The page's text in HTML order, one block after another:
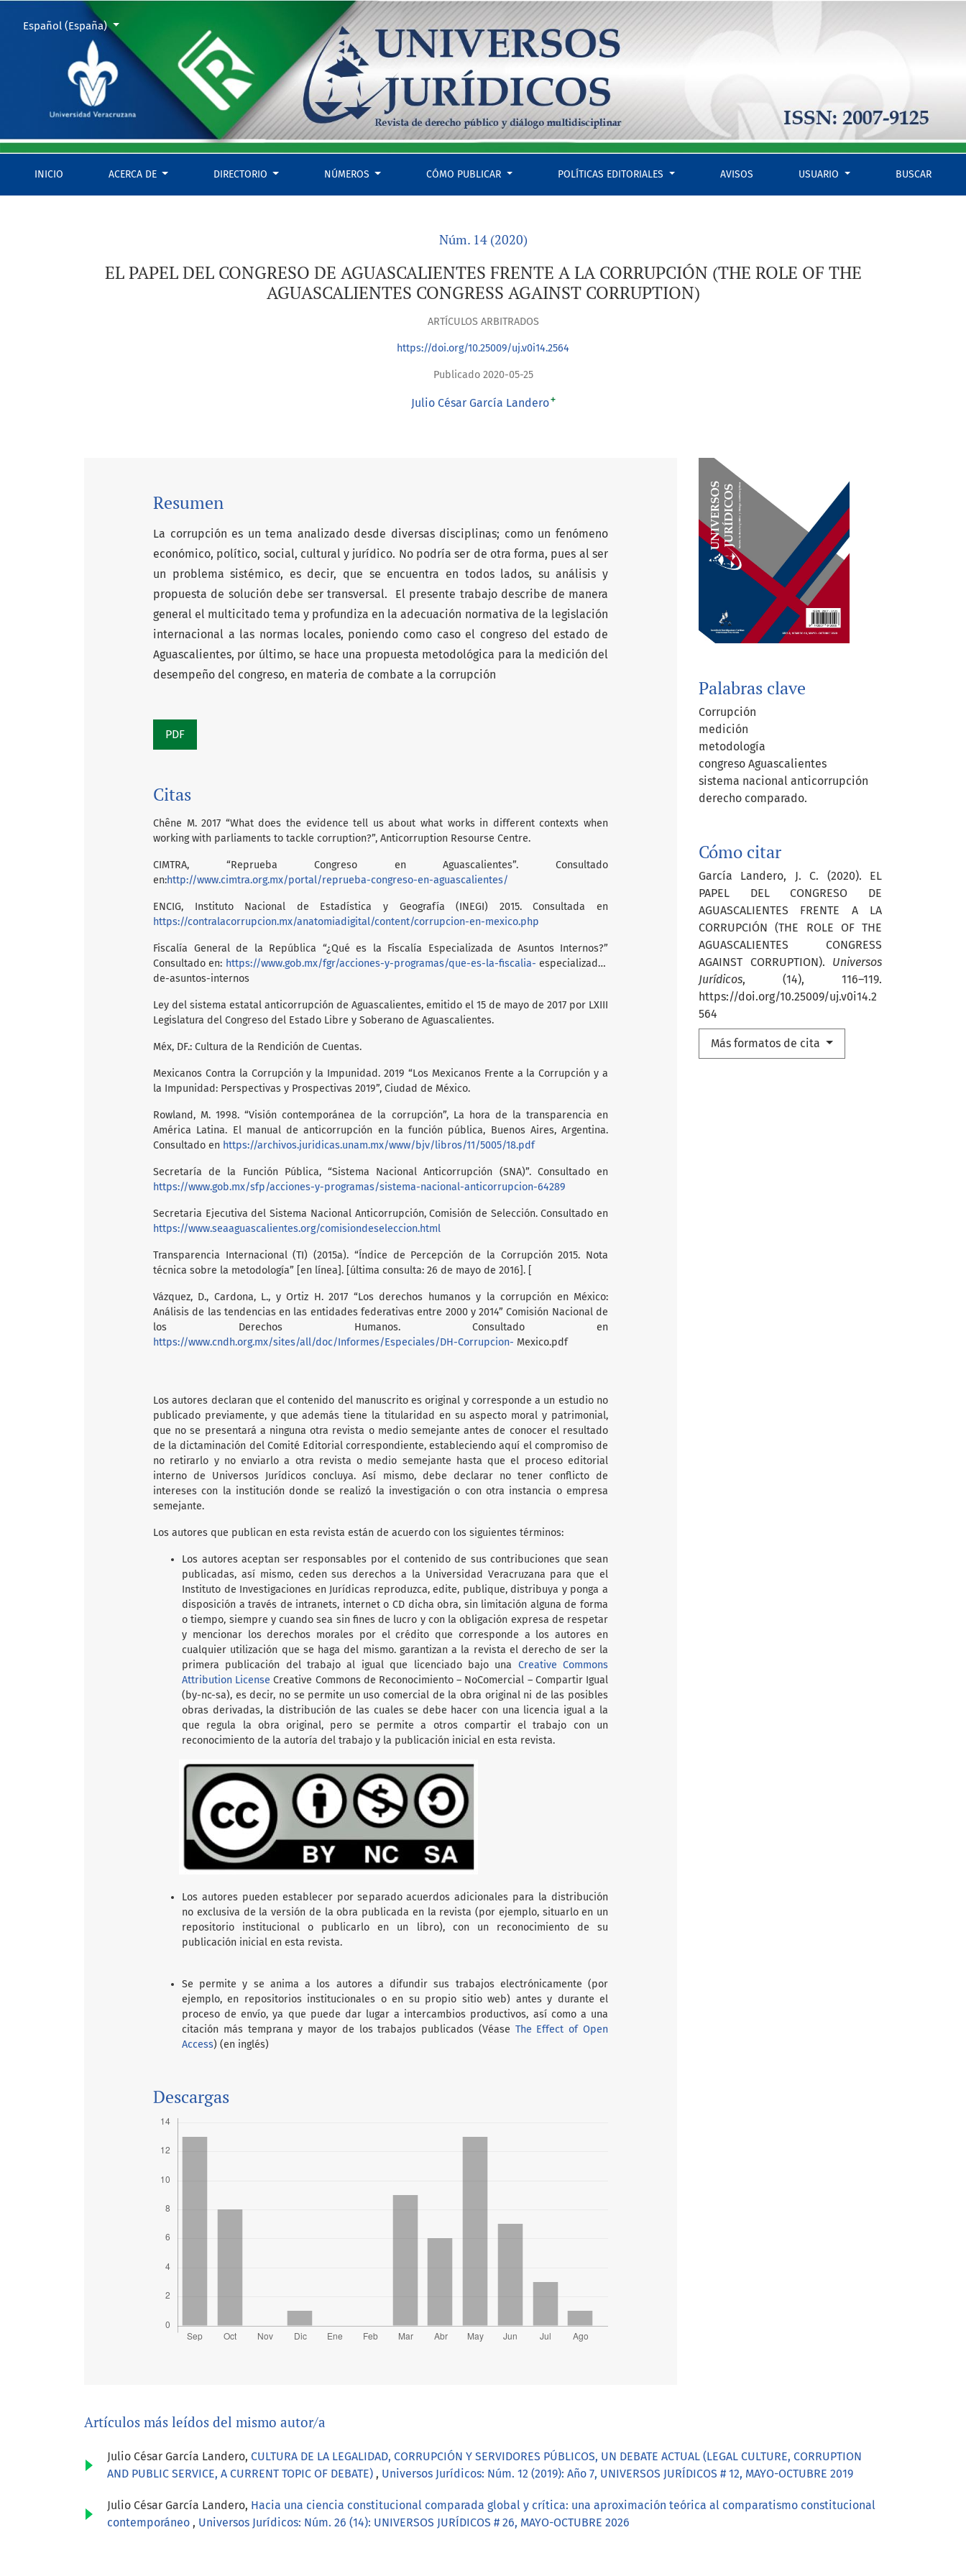
EL PAPEL DEL CONGRESO DE AGUASCALIENTES FRENTE A LA CORRUPCIÓN (THE ROLE OF THE AGUASCALIENTES CONGRESS AGAINST CORRUPTION)
INICIO ACERCA DE DIRECTORIO NÚMEROS CÓMO PUBLICAR POLÍTICAS EDITORIALES AVISOS USUARIO BUSCAR
Cambiar el idioma. El actual es:
Español (España)
Núm. 14 (2020)
EL PAPEL DEL CONGRESO DE AGUASCALIENTES FRENTE A LA CORRUPCIÓN (THE ROLE OF THE
AGUASCALIENTES CONGRESS AGAINST CORRUPTION)
ARTÍCULOS ARBITRADOS
https://doi.org/10.25009/uj.v0i14.2564
Publicado 2020-05-25
Julio César García Landero+
Palabras clave
Corrupción
medición
metodología
congreso Aguascalientes
sistema nacional anticorrupción
derecho comparado.
Cómo citar
García Landero, J. C. (2020). EL
PAPEL DEL CONGRESO DE
AGUASCALIENTES FRENTE A LA
CORRUPCIÓN (THE ROLE OF THE
AGUASCALIENTES CONGRESS
AGAINST CORRUPTION). Universos
Jurídicos, (14), 116–119.
https://doi.org/10.25009/uj.v0i14.2
564
Más formatos de cita
Resumen
La corrupción es un tema analizado desde diversas disciplinas; como un fenómeno
económico, político, social, cultural y jurídico. No podría ser de otra forma, pues al ser
un problema sistémico, es decir, que se encuentra en todos lados, su análisis y
propuesta de solución debe ser transversal. El presente trabajo describe de manera
general el multicitado tema y profundiza en la adecuación normativa de la legislación
internacional a las normas locales, poniendo como caso el congreso del estado de
Aguascalientes, por último, se hace una propuesta metodológica para la medición del
desempeño del congreso, en materia de combate a la corrupción
PDF
Citas
Chêne M. 2017 “What does the evidence tell us about what works in different contexts when
working with parliaments to tackle corruption?”, Anticorruption Resourse Centre.
CIMTRA, “Reprueba Congreso en Aguascalientes”. Consultado
en:http://www.cimtra.org.mx/portal/reprueba-congreso-en-aguascalientes/
ENCIG, Instituto Nacional de Estadística y Geografía (INEGI) 2015. Consultada en
https://contralacorrupcion.mx/anatomiadigital/content/corrupcion-en-mexico.php
Fiscalía General de la República “¿Qué es la Fiscalía Especializada de Asuntos Internos?”
Consultado en: https://www.gob.mx/fgr/acciones-y-programas/que-es-la-fiscalia- especializada-
de-asuntos-internos
Ley del sistema estatal anticorrupción de Aguascalientes, emitido el 15 de mayo de 2017 por LXIII
Legislatura del Congreso del Estado Libre y Soberano de Aguascalientes.
Méx, DF.: Cultura de la Rendición de Cuentas.
Mexicanos Contra la Corrupción y la Impunidad. 2019 “Los Mexicanos Frente a la Corrupción y a
la Impunidad: Perspectivas y Prospectivas 2019”, Ciudad de México.
Rowland, M. 1998. “Visión contemporánea de la corrupción”, La hora de la transparencia en
América Latina. El manual de anticorrupción en la función pública, Buenos Aires, Argentina.
Consultado en https://archivos.juridicas.unam.mx/www/bjv/libros/11/5005/18.pdf
Secretaría de la Función Pública, “Sistema Nacional Anticorrupción (SNA)”. Consultado en
https://www.gob.mx/sfp/acciones-y-programas/sistema-nacional-anticorrupcion-64289
Secretaria Ejecutiva del Sistema Nacional Anticorrupción, Comisión de Selección. Consultado en
https://www.seaaguascalientes.org/comisiondeseleccion.html
Transparencia Internacional (TI) (2015a). “Índice de Percepción de la Corrupción 2015. Nota
técnica sobre la metodología” [en línea]. [última consulta: 26 de mayo de 2016]. [
Vázquez, D., Cardona, L., y Ortiz H. 2017 “Los derechos humanos y la corrupción en México:
Análisis de las tendencias en las entidades federativas entre 2000 y 2014” Comisión Nacional de
los Derechos Humanos. Consultado en
https://www.cndh.org.mx/sites/all/doc/Informes/Especiales/DH-Corrupcion- Mexico.pdf
Los autores declaran que el contenido del manuscrito es original y corresponde a un estudio no
publicado previamente, y que además tiene la titularidad en su aspecto moral y patrimonial,
que no se presentará a ninguna otra revista o medio semejante antes de conocer el resultado
de la dictaminación del Comité Editorial correspondiente, estableciendo aquí el compromiso de
no retirarlo y no enviarlo a otra revista o medio semejante hasta que el proceso editorial
interno de Universos Jurídicos concluya. Así mismo, debe declarar no tener conflicto de
intereses con la institución donde se realizó la investigación o con otra instancia o empresa
semejante.
Los autores que publican en esta revista están de acuerdo con los siguientes términos:
Los autores aceptan ser responsables por el contenido de sus contribuciones que sean
publicadas, así mismo, ceden sus derechos a la Universidad Veracruzana para que el
Instituto de Investigaciones en Jurídicas reproduzca, edite, publique, distribuya y ponga a
disposición a través de intranets, internet o CD dicha obra, sin limitación alguna de forma
o tiempo, siempre y cuando sea sin fines de lucro y con la obligación expresa de respetar
y mencionar los derechos morales por el crédito que corresponde a los autores en
cualquier utilización que se haga del mismo. garantizan a la revista el derecho de ser la
primera publicación del trabajo al igual que licenciado bajo una Creative Commons
Attribution License Creative Commons de Reconocimiento – NoComercial – Compartir Igual
(by-nc-sa), es decir, no se permite un uso comercial de la obra original ni de las posibles
obras derivadas, la distribución de las cuales se debe hacer con una licencia igual a la
que regula la obra original, pero se permite a otros compartir el trabajo con un
reconocimiento de la autoría del trabajo y la publicación inicial en esta revista.
Los autores pueden establecer por separado acuerdos adicionales para la distribución
no exclusiva de la versión de la obra publicada en la revista (por ejemplo, situarlo en un
repositorio institucional o publicarlo en un libro), con un reconocimiento de su
publicación inicial en esta revista.
Se permite y se anima a los autores a difundir sus trabajos electrónicamente (por
ejemplo, en repositorios institucionales o en su propio sitio web) antes y durante el
proceso de envío, ya que puede dar lugar a intercambios productivos, así como a una
citación más temprana y mayor de los trabajos publicados (Véase The Effect of Open
Access) (en inglés)
Descargas
Artículos más leídos del mismo autor/a
Julio César García Landero, CULTURA DE LA LEGALIDAD, CORRUPCIÓN Y SERVIDORES PÚBLICOS, UN DEBATE ACTUAL (LEGAL CULTURE, CORRUPTION
AND PUBLIC SERVICE, A CURRENT TOPIC OF DEBATE) , Universos Jurídicos: Núm. 12 (2019): Año 7, UNIVERSOS JURÍDICOS # 12, MAYO-OCTUBRE 2019
Julio César García Landero, Hacia una ciencia constitucional comparada global y crítica: una aproximación teórica al comparatismo constitucional
contemporáneo , Universos Jurídicos: Núm. 26 (14): UNIVERSOS JURÍDICOS # 26, MAYO-OCTUBRE 2026